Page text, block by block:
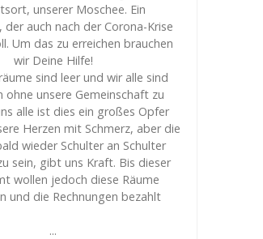
unserer Moschee. Ein
auch nach der Corona-Krise
Um das zu erreichen brauchen
wir Deine Hilfe!
sind leer und wir alle sind
ohne unsere Gemeinschaft zu
alle ist dies ein großes Opfer
Herzen mit Schmerz, aber die
wieder Schulter an Schulter
sein, gibt uns Kraft. Bis dieser
wollen jedoch diese Räume
und die Rechnungen bezahlt
...